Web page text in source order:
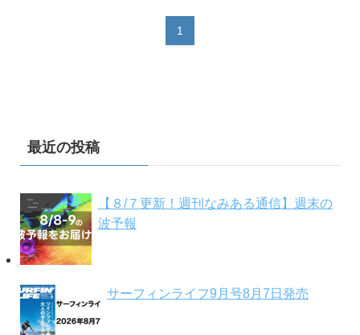
1
最近の投稿
【８/７更新！週刊なみある通信】週末の
波予報
サーフィンライフ9月号8月7日発売